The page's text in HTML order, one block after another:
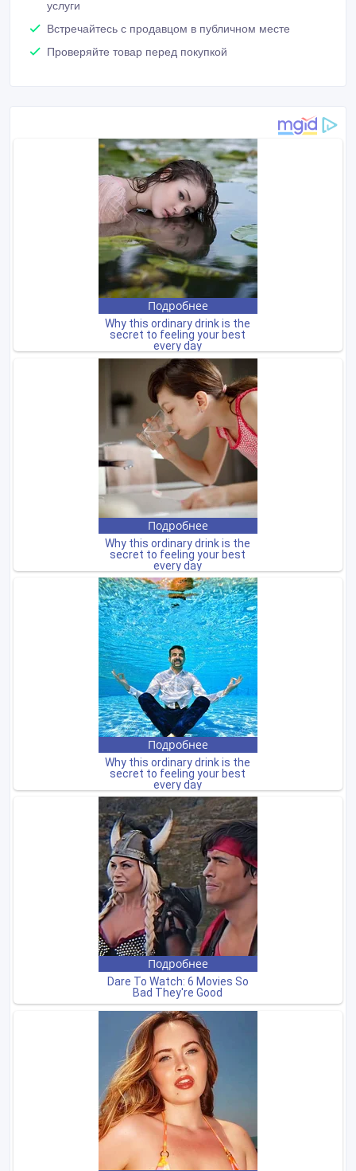
услуги
Встречайтесь с продавцом в публичном месте
Проверяйте товар перед покупкой